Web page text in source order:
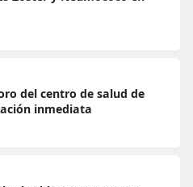
del centro de salud de
inmediata